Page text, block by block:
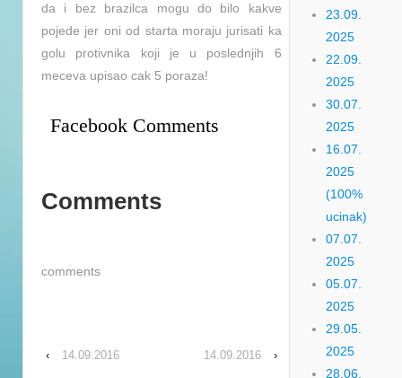
da i bez brazilca mogu do bilo kakve
pojede jer oni od starta moraju jurisati ka
golu protivnika koji je u poslednjih 6
meceva upisao cak 5 poraza!
Facebook Comments
Comments
comments
‹ 14.09.2016 14.09.2016 ›
23.09.
2025
22.09.
2025
30.07.
2025
16.07.
2025
(100%
ucinak)
07.07.
2025
05.07.
2025
29.05.
2025
28.06.